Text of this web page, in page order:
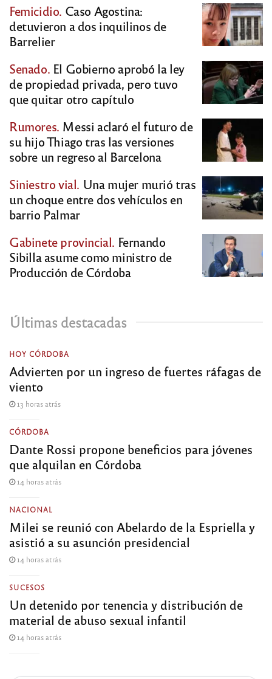
Femicidio. Caso Agostina:
detuvieron a dos inquilinos de
Barrelier
Senado. El Gobierno aprobó la ley
de propiedad privada, pero tuvo
que quitar otro capítulo
Rumores. Messi aclaró el futuro de
su hijo Thiago tras las versiones
sobre un regreso al Barcelona
Siniestro vial. Una mujer murió tras
un choque entre dos vehículos en
barrio Palmar
Gabinete provincial. Fernando
Sibilla asume como ministro de
Producción de Córdoba
Últimas destacadas
HOY CÓRDOBA
Advierten por un ingreso de fuertes ráfagas de
viento
13 horas atrás
CÓRDOBA
Dante Rossi propone beneficios para jóvenes
que alquilan en Córdoba
14 horas atrás
NACIONAL
Milei se reunió con Abelardo de la Espriella y
asistió a su asunción presidencial
14 horas atrás
SUCESOS
Un detenido por tenencia y distribución de
material de abuso sexual infantil
14 horas atrás